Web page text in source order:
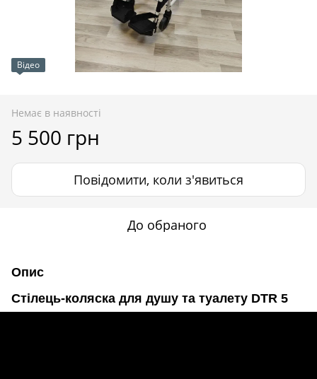
Відео
Немає в наявності
5 500 грн
Повідомити, коли з'явиться
До обраного
Опис
Стілець-коляска для душу та туалету DTR 5